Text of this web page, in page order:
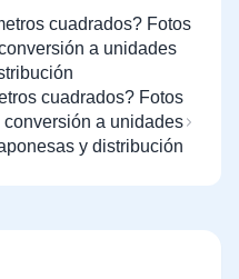
cuadrados? Fotos
a unidades
cuadrados? Fotos
a unidades
y distribución